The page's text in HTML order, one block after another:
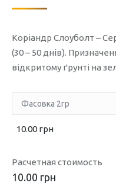
Коріандр Слоуболт –
(30 – 50 днів).
відкритому ґрунті на
10.00 грн
Расчетная стоимость
10.00 грн